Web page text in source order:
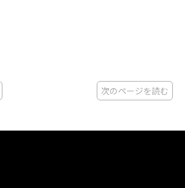
次のページを読む